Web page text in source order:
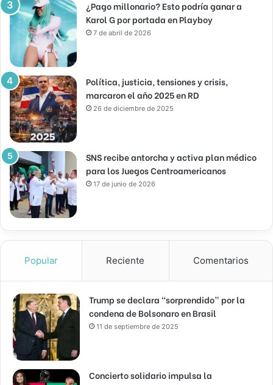
¿Pago millonario? Esto podría ganar a
Karol G por portada en Playboy
7 de abril de 2026
Política, justicia, tensiones y crisis,
marcaron el año 2025 en RD
26 de diciembre de 2025
SNS recibe antorcha y activa plan médico
para los Juegos Centroamericanos
17 de junio de 2026
Popular Reciente Comentarios
Trump se declara “sorprendido” por la
condena de Bolsonaro en Brasil
11 de septiembre de 2025
Concierto solidario impulsa la